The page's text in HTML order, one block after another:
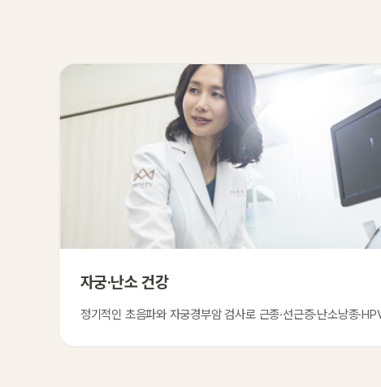
자궁·난소 건강
정기적인 초음파와 자궁경부암 검사로 근종·선근증·난소낭종